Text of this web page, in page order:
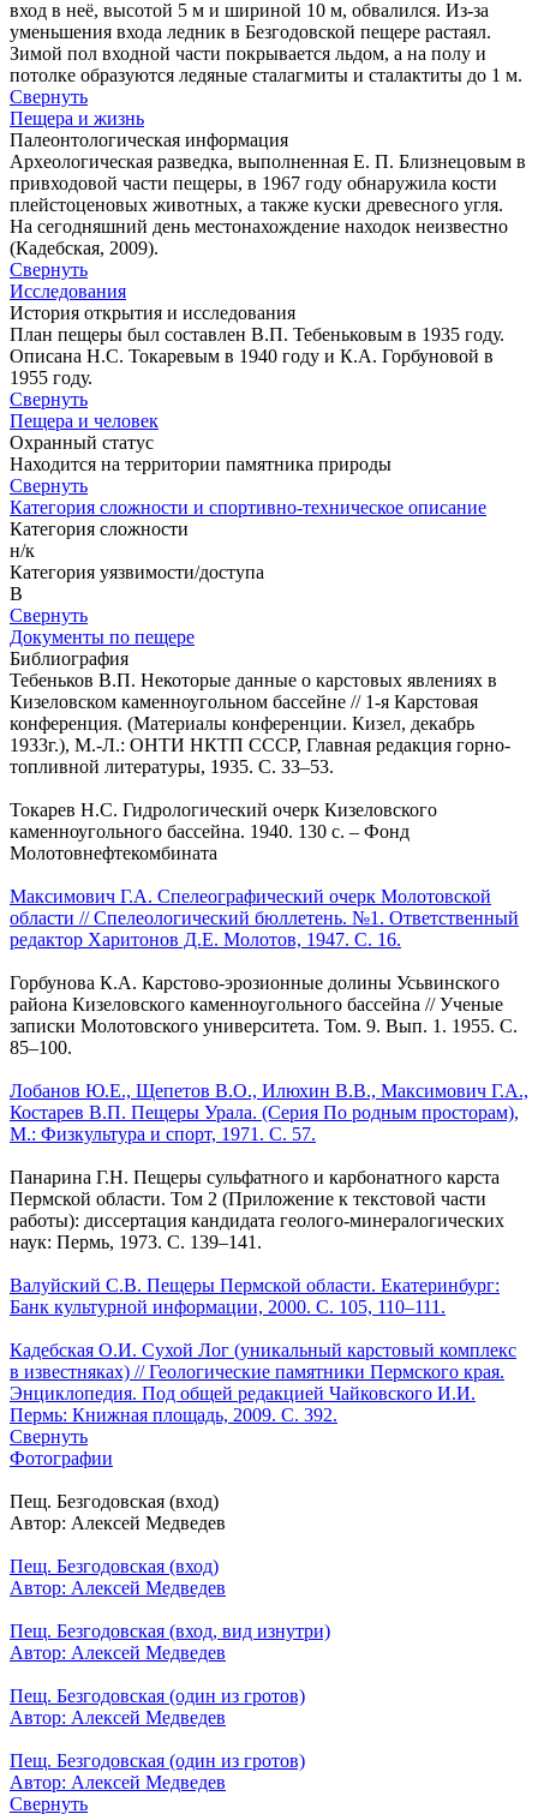
вход в неё, высотой 5 м и шириной 10 м, обвалился. Из-за
уменьшения входа ледник в Безгодовской пещере растаял.
Зимой пол входной части покрывается льдом, а на полу и
потолке образуются ледяные сталагмиты и сталактиты до 1 м.
Свернуть
Пещера и жизнь
Палеонтологическая информация
Археологическая разведка, выполненная Е. П. Близнецовым в
привходовой части пещеры, в 1967 году обнаружила кости
плейстоценовых животных, а также куски древесного угля.
На сегодняшний день местонахождение находок неизвестно
(Кадебская, 2009).
Свернуть
Исследования
История открытия и исследования
План пещеры был составлен В.П. Тебеньковым в 1935 году.
Описана Н.С. Токаревым в 1940 году и К.А. Горбуновой в
1955 году.
Свернуть
Пещера и человек
Охранный статус
Находится на территории памятника природы
Свернуть
Категория сложности и спортивно-техническое описание
Категория сложности
н/к
Категория уязвимости/доступа
B
Свернуть
Документы по пещере
Библиография
Тебеньков В.П. Некоторые данные о карстовых явлениях в
Кизеловском каменноугольном бассейне // 1-я Карстовая
конференция. (Материалы конференции. Кизел, декабрь
1933г.), М.-Л.: ОНТИ НКТП СССР, Главная редакция горно-
топливной литературы, 1935. С. 33–53.
Токарев Н.С. Гидрологический очерк Кизеловского
каменноугольного бассейна. 1940. 130 с. – Фонд
Молотовнефтекомбината
Максимович Г.А. Спелеографический очерк Молотовской
области // Спелеологический бюллетень. №1. Ответственный
редактор Харитонов Д.Е. Молотов, 1947. С. 16.
Горбунова К.А. Карстово-эрозионные долины Усьвинского
района Кизеловского каменноугольного бассейна // Ученые
записки Молотовского университета. Том. 9. Вып. 1. 1955. С.
85–100.
Лобанов Ю.Е., Щепетов В.О., Илюхин В.В., Максимович Г.А.,
Костарев В.П. Пещеры Урала. (Серия По родным просторам),
М.: Физкультура и спорт, 1971. С. 57.
Панарина Г.Н. Пещеры сульфатного и карбонатного карста
Пермской области. Том 2 (Приложение к текстовой части
работы): диссертация кандидата геолого-минералогических
наук: Пермь, 1973. С. 139–141.
Валуйский С.В. Пещеры Пермской области. Екатеринбург:
Банк культурной информации, 2000. С. 105, 110–111.
Кадебская О.И. Сухой Лог (уникальный карстовый комплекс
в известняках) // Геологические памятники Пермского края.
Энциклопедия. Под общей редакцией Чайковского И.И.
Пермь: Книжная площадь, 2009. С. 392.
Свернуть
Фотографии
Пещ. Безгодовская (вход)
Автор: Алексей Медведев
Пещ. Безгодовская (вход)
Автор: Алексей Медведев
Пещ. Безгодовская (вход, вид изнутри)
Автор: Алексей Медведев
Пещ. Безгодовская (один из гротов)
Автор: Алексей Медведев
Пещ. Безгодовская (один из гротов)
Автор: Алексей Медведев
Свернуть